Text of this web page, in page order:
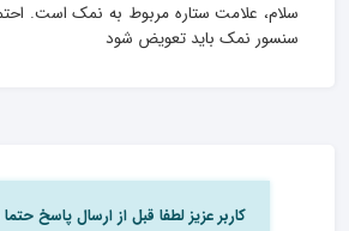
سلام، علامت ستاره مربوط به نمک است.
سنسور نمک باید تعویض شود
کاربر عزیز لطفا قبل از ارسال پاسخ